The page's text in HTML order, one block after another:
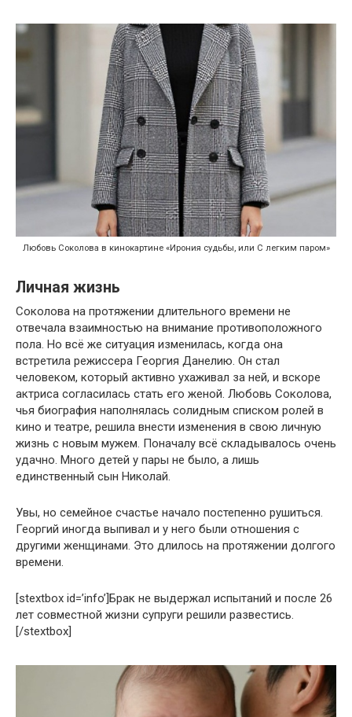
Любовь Соколова в кинокартине «Ирония судьбы, или С легким паром»
Личная жизнь
Соколова на протяжении длительного времени не
отвечала взаимностью на внимание противоположного
пола. Но всё же ситуация изменилась, когда она
встретила режиссера Георгия Данелию. Он стал
человеком, который активно ухаживал за ней, и вскоре
актриса согласилась стать его женой. Любовь Соколова,
чья биография наполнялась солидным списком ролей в
кино и театре, решила внести изменения в свою личную
жизнь с новым мужем. Поначалу всё складывалось очень
удачно. Много детей у пары не было, а лишь
единственный сын Николай.
Увы, но семейное счастье начало постепенно рушиться.
Георгий иногда выпивал и у него были отношения с
другими женщинами. Это длилось на протяжении долгого
времени.
[stextbox id=’info’]Брак не выдержал испытаний и после 26
лет совместной жизни супруги решили развестись.
[/stextbox]